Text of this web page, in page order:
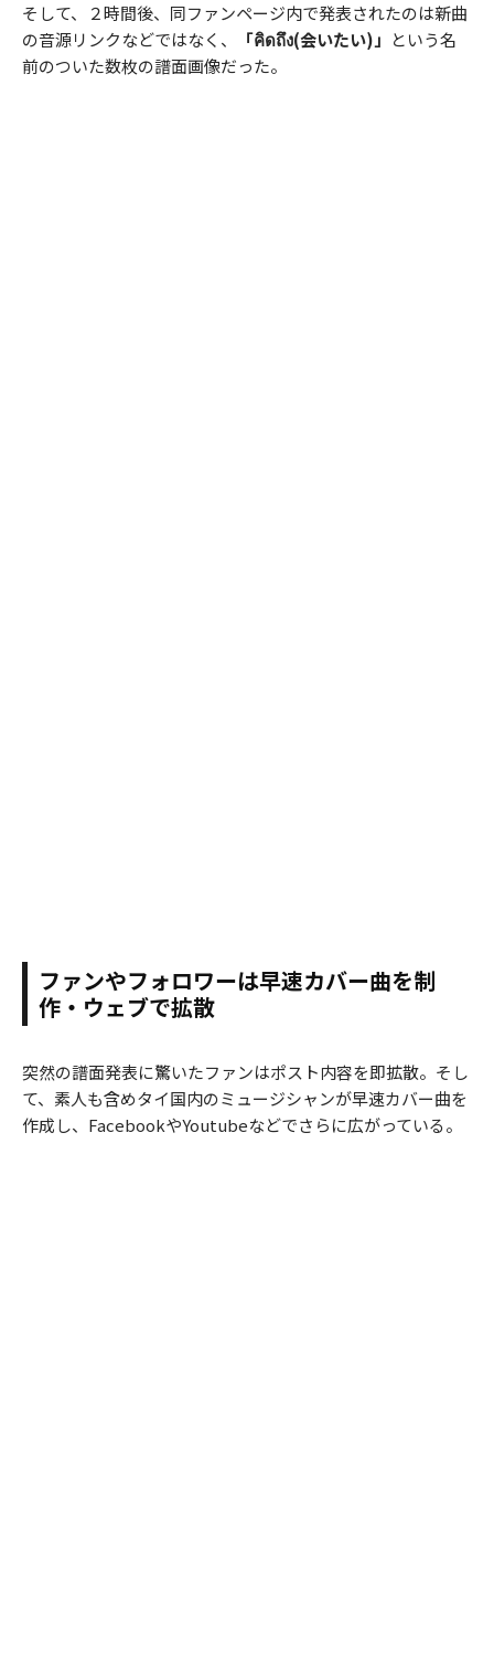
そして、２時間後、同ファンページ内で発表されたのは新曲
の音源リンクなどではなく、
「คิดถึง(会いたい)」 という名
前のついた数枚の譜面画像だった。
ファンやフォロワーは早速カバー曲を制
作・ウェブで拡散
突然の譜面発表に驚いたファンはポスト内容を即拡散。そし
て、素人も含めタイ国内のミュージシャンが早速カバー曲を
作成し、FacebookやYoutubeなどでさらに広がっている。